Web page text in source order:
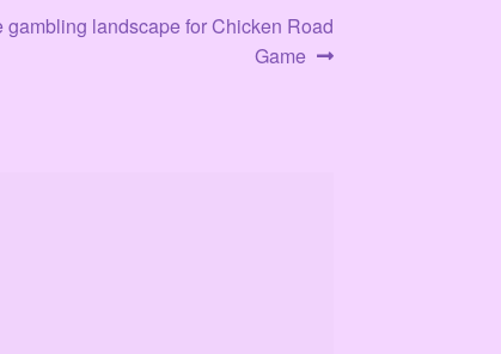
landscape for Chicken Road
Game